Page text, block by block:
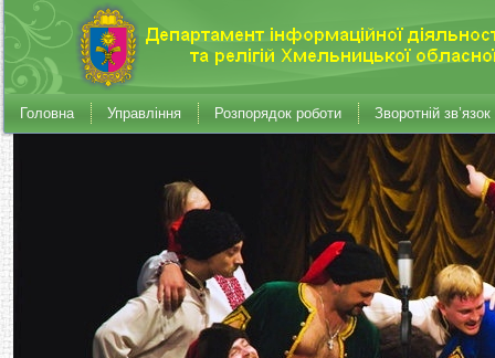
Головна Управління Розпорядок роботи Зворотній зв’язок